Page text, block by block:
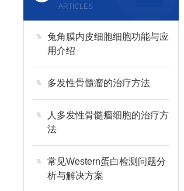
ARTICLES
兔角膜内皮细胞细胞功能与应
用介绍
多发性骨髓瘤的治疗方法
人多发性骨髓瘤细胞的治疗方
法
常见Western蛋白检测问题分
析与解决方案